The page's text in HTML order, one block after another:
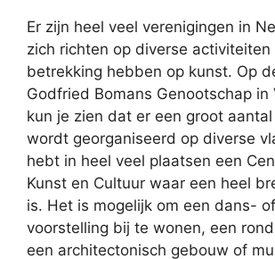
Er zijn heel veel verenigingen in
zich richten op diverse activiteiten
betrekking hebben op kunst. Op
Godfried Bomans Genootschap in
kun je zien dat er een groot
wordt georganiseerd op diverse
hebt in heel veel plaatsen een
Kunst en Cultuur waar een heel
is. Het is mogelijk om een dans-
voorstelling bij te wonen, een
een architectonisch gebouw of